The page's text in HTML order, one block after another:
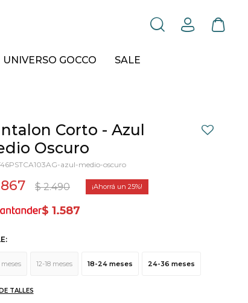
UNIVERSO GOCCO SALE
Corto - Azul
Oscuro
azul-medio-oscuro
$ 2.490 25
$ 1.587
meses 12-18 meses 18-24 meses 24-36 meses
TALLES